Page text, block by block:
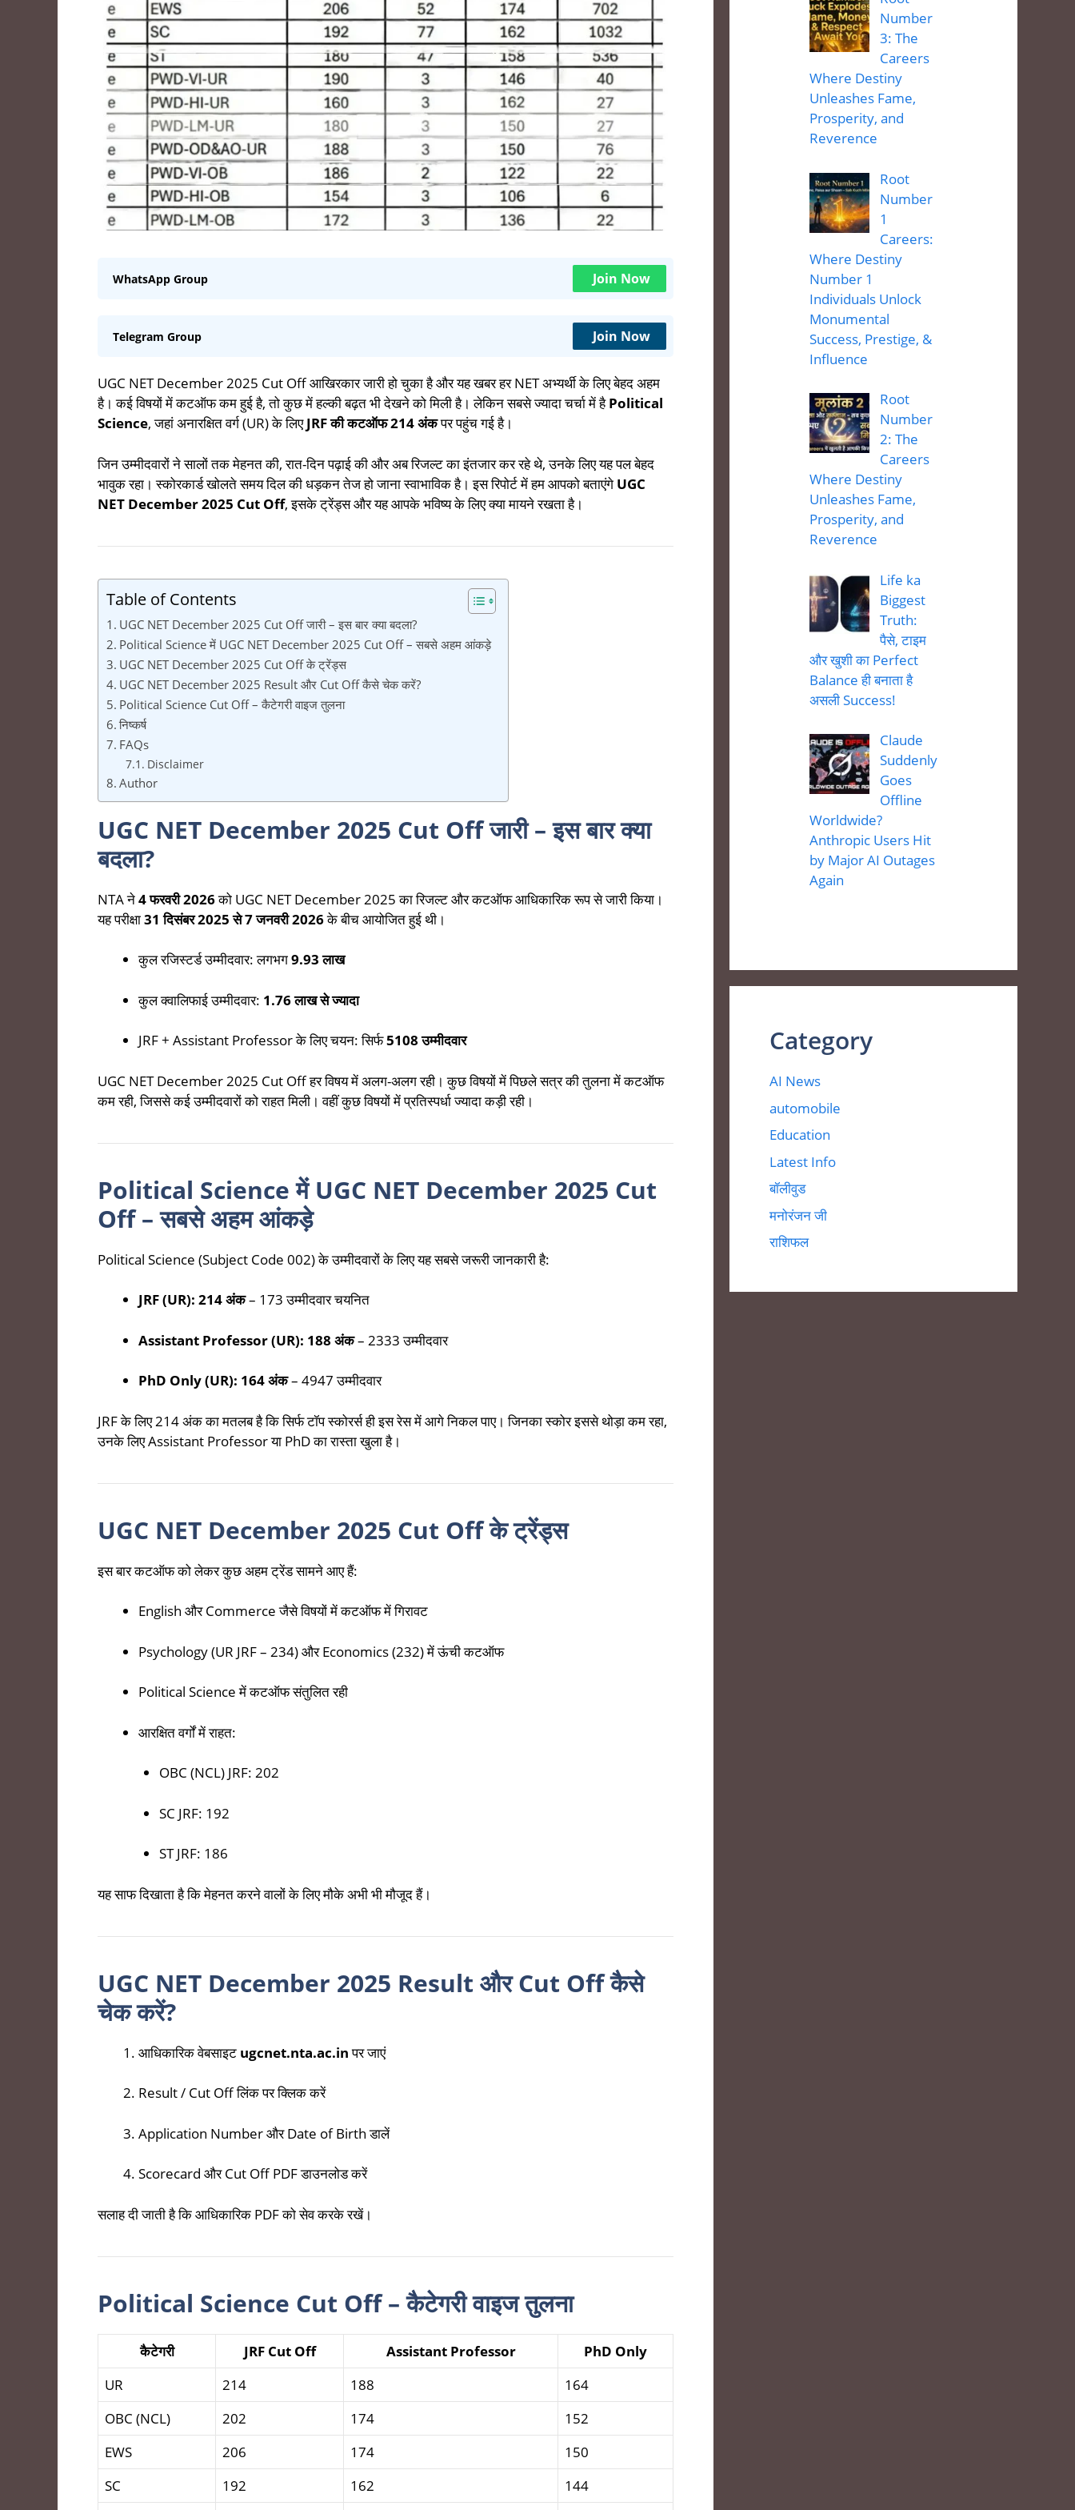
WhatsApp Group Join Now
Telegram Group Join Now
UGC NET December 2025 Cut Off आखिरकार जारी हो चुका है और यह खबर हर NET अभ्यर्थी के लिए बेहद अहम
है। कई विषयों में कटऑफ कम हुई है, तो कुछ में हल्की बढ़त भी देखने को मिली है। लेकिन सबसे ज्यादा चर्चा में हैPolitical
Science, जहां अनारक्षित वर्ग (UR) के लिएJRF की कटऑफ 214 अंकपर पहुंच गई है।
जिन उम्मीदवारों ने सालों तक मेहनत की, रात-दिन पढ़ाई की और अब रिजल्ट का इंतजार कर रहे थे, उनके लिए यह पल बेहद
भावुक रहा। स्कोरकार्ड खोलते समय दिल की धड़कन तेज हो जाना स्वाभाविक है। इस रिपोर्ट में हम आपको बताएंगे UGC
NET December 2025 Cut Off, इसके ट्रेंड्स और यह आपके भविष्य के लिए क्या मायने रखता है।
Table of Contents
UGC NET December 2025 Cut Off जारी – इस बार क्या बदला?
Political Science में UGC NET December 2025 Cut Off – सबसे अहम आंकड़े
UGC NET December 2025 Cut Off के ट्रेंड्स
UGC NET December 2025 Result और Cut Off कैसे चेक करें?
Political Science Cut Off – कैटेगरी वाइज तुलना
निष्कर्ष
FAQs
Disclaimer
Author
UGC NET December 2025 Cut Off जारी – इस बार क्या
बदला?
NTA ने4 फरवरी 2026को UGC NET December 2025 का रिजल्ट और कटऑफ आधिकारिक रूप से जारी किया।
यह परीक्षा31 दिसंबर 2025 से 7 जनवरी 2026के बीच आयोजित हुई थी।
कुल रजिस्टर्ड उम्मीदवार: लगभग9.93 लाख
कुल क्वालिफाई उम्मीदवार: 1.76 लाख से ज्यादा
JRF + Assistant Professor के लिए चयन: सिर्फ5108 उम्मीदवार
UGC NET December 2025 Cut Off हर विषय में अलग-अलग रही। कुछ विषयों में पिछले सत्र की तुलना में कटऑफ
कम रही, जिससे कई उम्मीदवारों को राहत मिली। वहीं कुछ विषयों में प्रतिस्पर्धा ज्यादा कड़ी रही।
Political Science में UGC NET December 2025 Cut
Off – सबसे अहम आंकड़े
Political Science (Subject Code 002) के उम्मीदवारों के लिए यह सबसे जरूरी जानकारी है:
JRF (UR): 214 अंक– 173 उम्मीदवार चयनित
Assistant Professor (UR): 188 अंक– 2333 उम्मीदवार
PhD Only (UR): 164 अंक– 4947 उम्मीदवार
JRF के लिए 214 अंक का मतलब है कि सिर्फ टॉप स्कोरर्स ही इस रेस में आगे निकल पाए। जिनका स्कोर इससे थोड़ा कम रहा,
उनके लिए Assistant Professor या PhD का रास्ता खुला है।
UGC NET December 2025 Cut Off के ट्रेंड्स
इस बार कटऑफ को लेकर कुछ अहम ट्रेंड सामने आए हैं:
English और Commerce जैसे विषयों में कटऑफ में गिरावट
Psychology (UR JRF – 234) और Economics (232) में ऊंची कटऑफ
Political Science में कटऑफ संतुलित रही
आरक्षित वर्गों में राहत:
OBC (NCL) JRF: 202
SC JRF: 192
ST JRF: 186
यह साफ दिखाता है कि मेहनत करने वालों के लिए मौके अभी भी मौजूद हैं।
UGC NET December 2025 Result और Cut Off कैसे
चेक करें?
आधिकारिक वेबसाइट ugcnet.nta.ac.inपर जाएं
Result / Cut Off लिंक पर क्लिक करें
Application Number और Date of Birth डालें
Scorecard और Cut Off PDF डाउनलोड करें
सलाह दी जाती है कि आधिकारिक PDF को सेव करके रखें।
Political Science Cut Off – कैटेगरी वाइज तुलना
कैटेगरी JRF Cut Off Assistant Professor
PhD Only
UR
214 188
164
OBC (NCL)
202 174
152
EWS
206 174
150
SC
192 162
144
Number
3: The
Careers
Where Destiny
Unleashes Fame,
Prosperity, and
Reverence
Root
Number
1
Careers:
Where Destiny
Number 1
Individuals Unlock
Monumental
Success, Prestige, &
Influence
Root
Number
2: The
Careers
Where Destiny
Unleashes Fame,
Prosperity, and
Reverence
Life ka
Biggest
Truth:
पैसे, टाइम
और खुशी का Perfect
Balance ही बनाता है
असली Success!
Claude
Suddenly
Goes
Offline
Worldwide?
Anthropic Users Hit
by Major AI Outages
Again
Category
AI News
automobile
Education
Latest Info
बॉलीवुड
मनोरंजन जी
राशिफल